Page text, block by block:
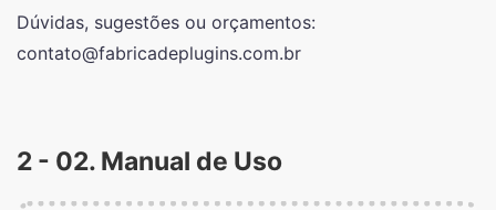
Dúvidas, sugestões ou orçamentos:
contato@fabricadeplugins.com.br
2 - 02. Manual de Uso